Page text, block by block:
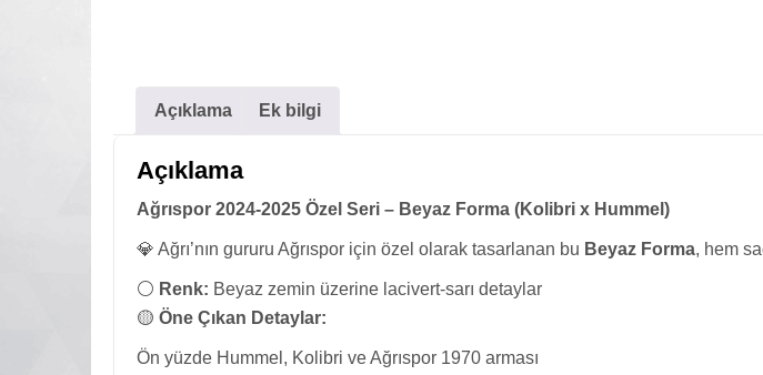
Açıklama Ek bilgi
Açıklama
Ağrıspor 2024-2025 Özel Seri – Beyaz Forma (Kolibri x Hummel)
💎 Ağrı’nın gururu Ağrıspor için özel olarak tasarlanan bu Beyaz Forma, hem
⚪ Renk: Beyaz zemin üzerine lacivert-sarı detaylar
🟡Öne Çıkan Detaylar:
Ön yüzde Hummel, Kolibri ve Ağrıspor 1970 arması